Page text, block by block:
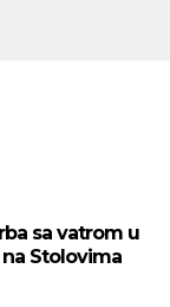
sa vatrom u
Stolovima